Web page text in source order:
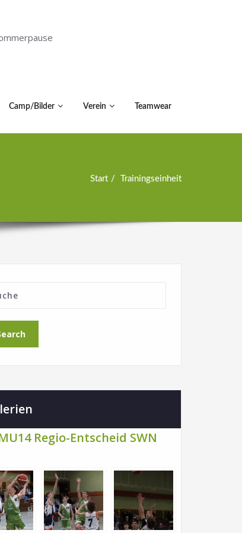
Camp/Bilder Verein Teamwear
Start Trainingseinheit
Regio-Entscheid SWN